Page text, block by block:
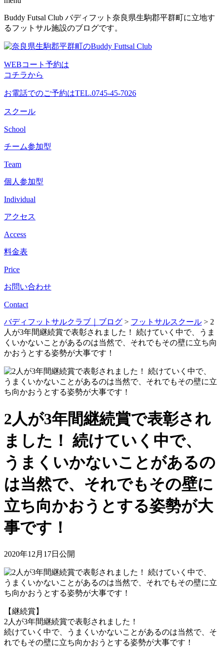
コ
ン
ン
へ
ス
キ
ッ
プ
Buddy Futsal Club バディフット奈良県生駒郡平群町に立地す
るフットサル施設のブログです。
WEBコート予約は
コチラから
お電話でのご予約はTEL.0745-45-7026
スクール
School
チーム参加型
Team
個人参加型
Individual
アクセス
Access
料金表
Price
お問い合わせ
Contact
バディフットサルクラブ｜ブログ > フットサルスクール > 2
人が3年間継続賞で表彰されました！ 続けていく中で、うま
くいかないことがあるのは当然で、それでもその壁に立ち向
かおうとする姿勢が大事です！
2人が3年間継続賞で表彰され
ました！ 続けていく中で、
うまくいかないことがあるの
は当然で、それでもその壁に
立ち向かおうとする姿勢が大
事です！
2020年12月17日公開
【継続賞】
2人が3年間継続賞で表彰されました！
続けていく中で、うまくいかないことがあるのは当然で、そ
れでもその壁に立ち向かおうとする姿勢が大事です！